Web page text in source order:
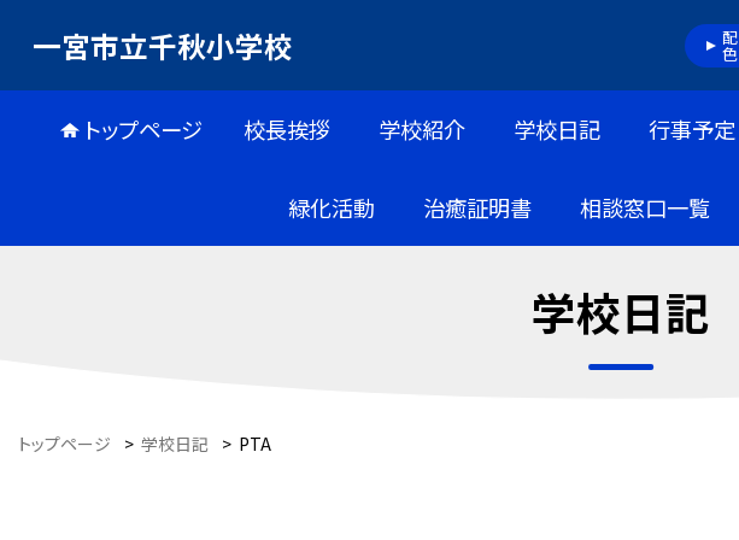
一宮市立千秋小学校 配色
トップページ 校長挨拶 学校紹介 学校日記 行事予定
緑化活動 治癒証明書 相談窓口一覧
学校日記
トップページ > 学校日記 > PTA